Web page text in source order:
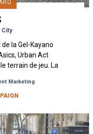
City
la Gel-Kayano
Urban Act
terrain de jeu. La
Marketing